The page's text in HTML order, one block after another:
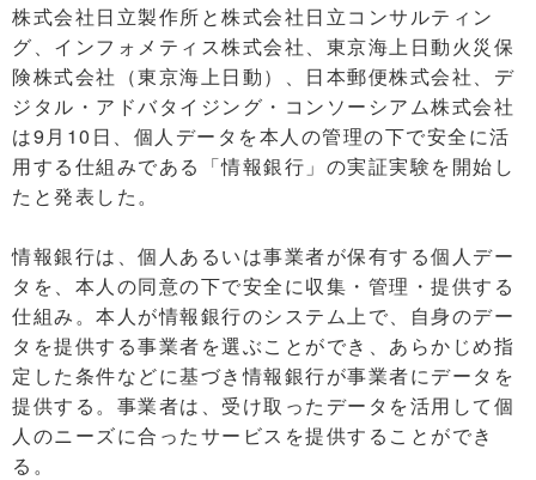
株式会社日立製作所と株式会社日立コンサルティン
グ、インフォメティス株式会社、東京海上日動火災保
険株式会社（東京海上日動）、日本郵便株式会社、デ
ジタル・アドバタイジング・コンソーシアム株式会社
は9月10日、個人データを本人の管理の下で安全に活
用する仕組みである「情報銀行」の実証実験を開始し
たと発表した。
情報銀行は、個人あるいは事業者が保有する個人デー
タを、本人の同意の下で安全に収集・管理・提供する
仕組み。本人が情報銀行のシステム上で、自身のデー
タを提供する事業者を選ぶことができ、あらかじめ指
定した条件などに基づき情報銀行が事業者にデータを
提供する。事業者は、受け取ったデータを活用して個
人のニーズに合ったサービスを提供することができ
る。